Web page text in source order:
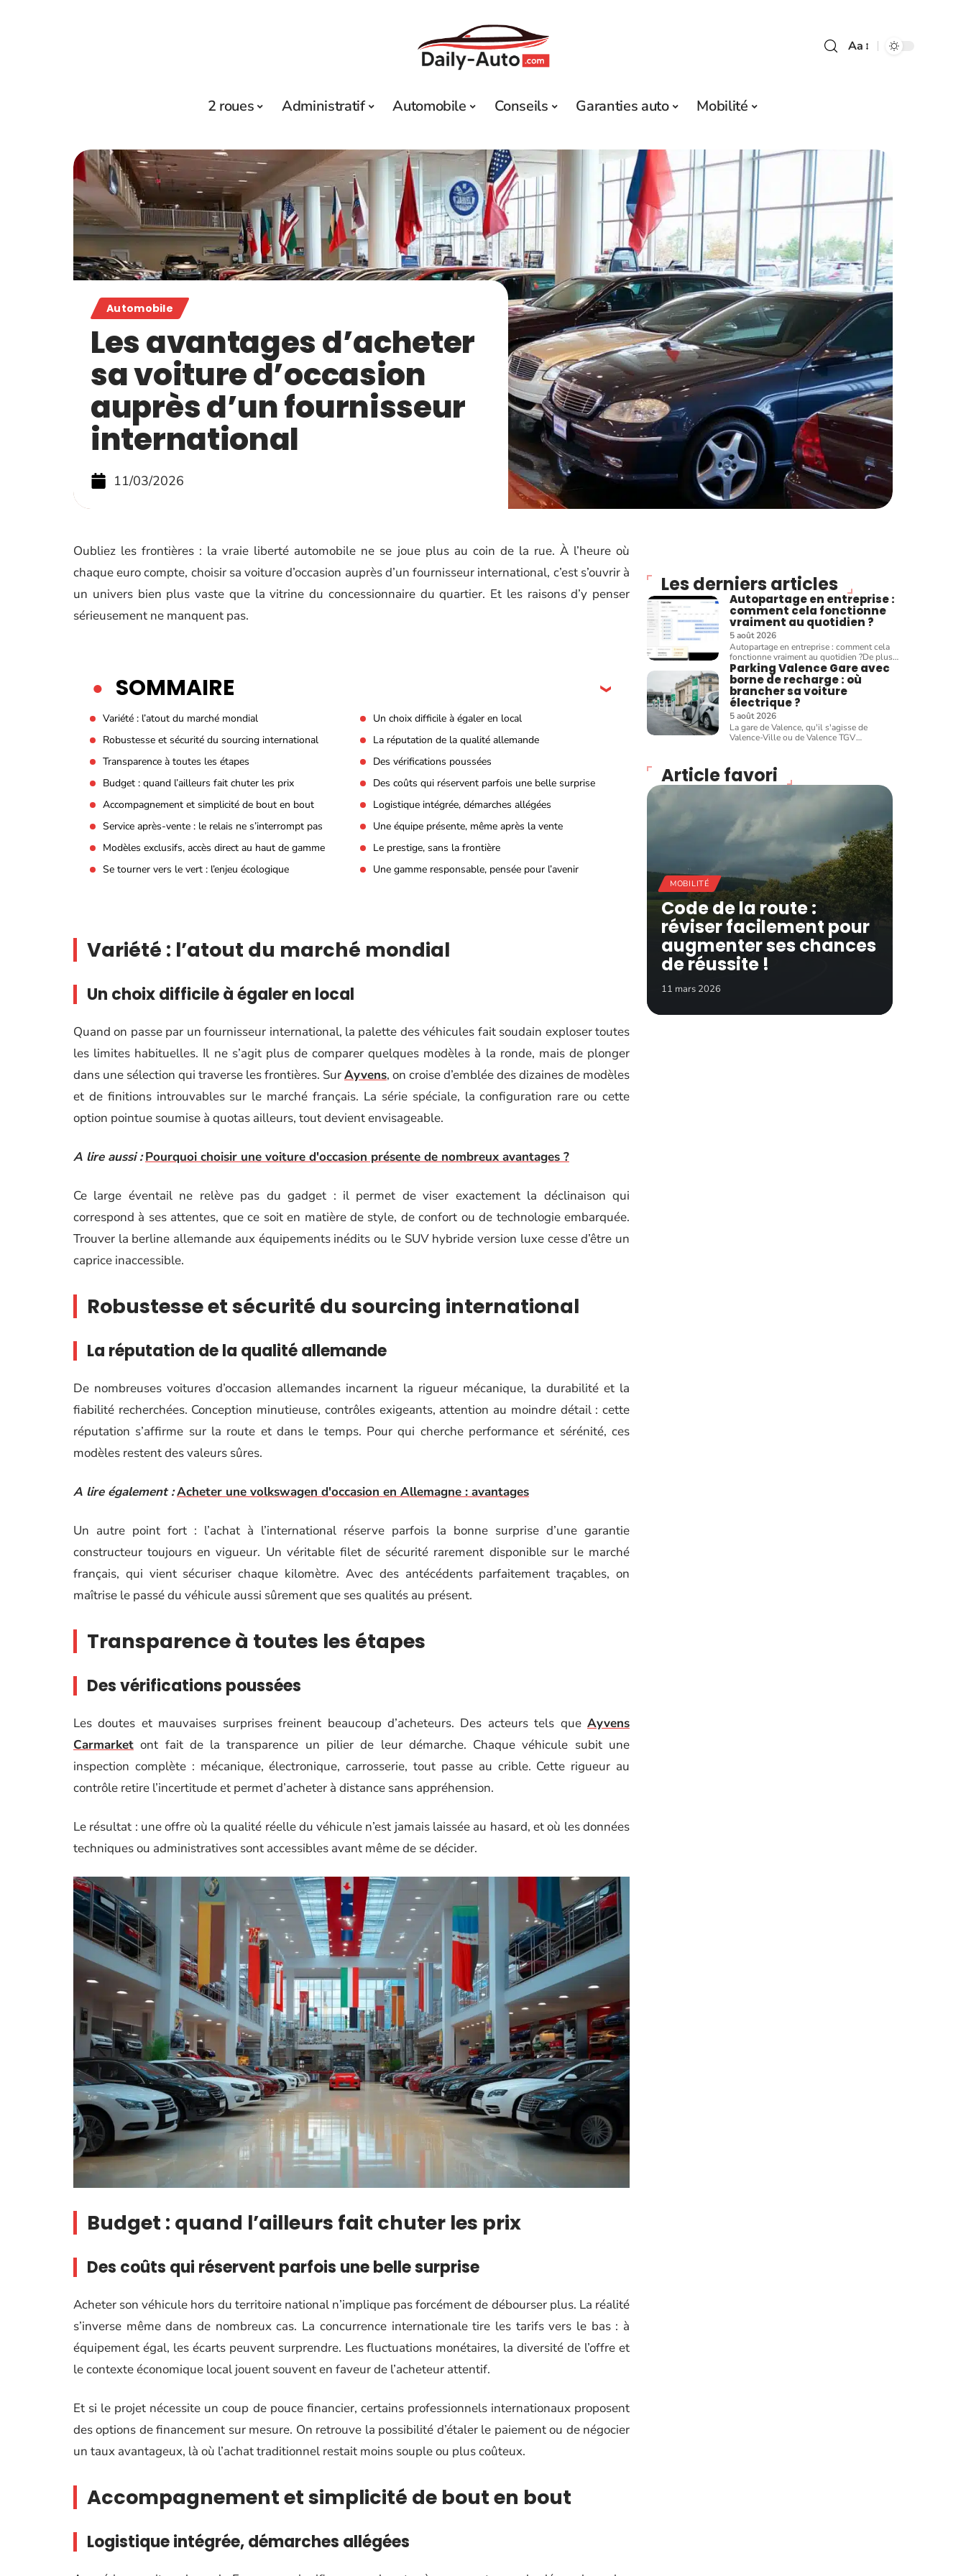
Aa
2 roues Administratif Automobile Conseils Garanties auto Mobilité
Automobile
Les avantages d’acheter
sa voiture d’occasion
auprès d’un fournisseur
international
11/03/2026
Oubliez les frontières : la vraie liberté automobile ne se joue plus au coin de la rue. À l’heure où
chaque euro compte, choisir sa voiture d’occasion auprès d’un fournisseur international, c’est s’ouvrir à
un univers bien plus vaste que la vitrine du concessionnaire du quartier. Et les raisons d’y penser
sérieusement ne manquent pas.
SOMMAIRE
Variété : l’atout du marché mondial
Un choix difficile à égaler en local
Robustesse et sécurité du sourcing international
La réputation de la qualité allemande
Transparence à toutes les étapes
Des vérifications poussées
Budget : quand l’ailleurs fait chuter les prix
Des coûts qui réservent parfois une belle surprise
Accompagnement et simplicité de bout en bout
Logistique intégrée, démarches allégées
Service après-vente : le relais ne s’interrompt pas
Une équipe présente, même après la vente
Modèles exclusifs, accès direct au haut de gamme
Le prestige, sans la frontière
Se tourner vers le vert : l’enjeu écologique
Une gamme responsable, pensée pour l’avenir
Variété : l’atout du marché mondial
Un choix difficile à égaler en local
Quand on passe par un fournisseur international, la palette des véhicules fait soudain exploser toutes
les limites habituelles. Il ne s’agit plus de comparer quelques modèles à la ronde, mais de plonger
dans une sélection qui traverse les frontières. SurAyvens, on croise d’emblée des dizaines de modèles
et de finitions introuvables sur le marché français. La série spéciale, la configuration rare ou cette
option pointue soumise à quotas ailleurs, tout devient envisageable.
A lire aussi : Pourquoi choisir une voiture d'occasion présente de nombreux avantages ?
Ce large éventail ne relève pas du gadget : il permet de viser exactement la déclinaison qui
correspond à ses attentes, que ce soit en matière de style, de confort ou de technologie embarquée.
Trouver la berline allemande aux équipements inédits ou le SUV hybride version luxe cesse d’être un
caprice inaccessible.
Robustesse et sécurité du sourcing international
La réputation de la qualité allemande
De nombreuses voitures d’occasion allemandes incarnent la rigueur mécanique, la durabilité et la
fiabilité recherchées. Conception minutieuse, contrôles exigeants, attention au moindre détail : cette
réputation s’affirme sur la route et dans le temps. Pour qui cherche performance et sérénité, ces
modèles restent des valeurs sûres.
A lire également :Acheter une volkswagen d'occasion en Allemagne : avantages
Un autre point fort : l’achat à l’international réserve parfois la bonne surprise d’une garantie
constructeur toujours en vigueur. Un véritable filet de sécurité rarement disponible sur le marché
français, qui vient sécuriser chaque kilomètre. Avec des antécédents parfaitement traçables, on
maîtrise le passé du véhicule aussi sûrement que ses qualités au présent.
Transparence à toutes les étapes
Des vérifications poussées
Les doutes et mauvaises surprises freinent beaucoup d’acheteurs. Des acteurs tels que Ayvens
Carmarket ont fait de la transparence un pilier de leur démarche. Chaque véhicule subit une
inspection complète : mécanique, électronique, carrosserie, tout passe au crible. Cette rigueur au
contrôle retire l’incertitude et permet d’acheter à distance sans appréhension.
Le résultat : une offre où la qualité réelle du véhicule n’est jamais laissée au hasard, et où les données
techniques ou administratives sont accessibles avant même de se décider.
Budget : quand l’ailleurs fait chuter les prix
Des coûts qui réservent parfois une belle surprise
Acheter son véhicule hors du territoire national n’implique pas forcément de débourser plus. La réalité
s’inverse même dans de nombreux cas. La concurrence internationale tire les tarifs vers le bas : à
équipement égal, les écarts peuvent surprendre. Les fluctuations monétaires, la diversité de l’offre et
le contexte économique local jouent souvent en faveur de l’acheteur attentif.
Et si le projet nécessite un coup de pouce financier, certains professionnels internationaux proposent
des options de financement sur mesure. On retrouve la possibilité d’étaler le paiement ou de négocier
un taux avantageux, là où l’achat traditionnel restait moins souple ou plus coûteux.
Accompagnement et simplicité de bout en bout
Logistique intégrée, démarches allégées
Les derniers articles
Autopartage en entreprise :
comment cela fonctionne
vraiment au quotidien ?
5 août 2026
Autopartage en entreprise : comment cela
fonctionne vraiment au quotidien ?De plus…
Parking Valence Gare avec
borne de recharge : où
brancher sa voiture
électrique ?
5 août 2026
La gare de Valence, qu'il s'agisse de
Valence-Ville ou de Valence TGV…
Article favori
MOBILITÉ
Code de la route :
réviser facilement pour
augmenter ses chances
de réussite !
11 mars 2026